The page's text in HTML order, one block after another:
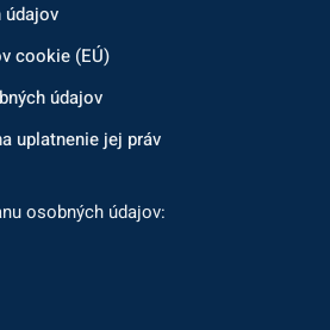
údajov
cookie (EÚ)
údajov
uplatnenie jej práv
osobných údajov: